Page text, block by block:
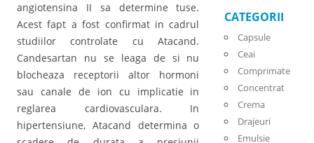
angiotensina II sa determine tuse.
Acest fapt a fost confirmat in cadrul
studiilor controlate cu Atacand.
Candesartan nu se leaga de si nu
blocheaza receptorii altor hormoni
sau canale de ion cu implicatie in
reglarea cardiovasculara. In
hipertensiune, Atacand determina o
CATEGORII
Capsule
Ceai
Comprimate
Concentrat
Crema
Drajeuri
Emulsie